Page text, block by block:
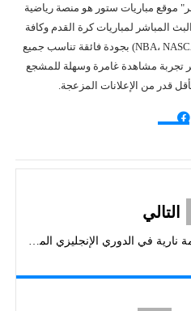
موقع مباريات ستور هو منصة رياضية
المباشر لمباريات كرة القدم وكافة
الأحداث الرياضية الكبرى (NBA، NASCAR، NFL) بجودة فائقة تناسب جميع
تجربة مشاهدة غامرة وسهلة للمشجع
قدر من الإعلانات المزعجة.
التالي
تشيلسي ضد وولفرهامبتون - قمة نارية في الدوري الإنجليزي الممتاز 2025/11/08